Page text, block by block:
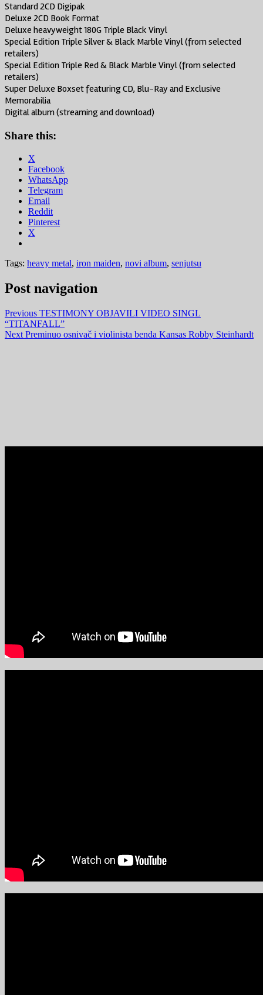
Standard 2CD Digipak
Deluxe 2CD Book Format
Deluxe heavyweight 180G Triple Black Vinyl
Special Edition Triple Silver & Black Marble Vinyl (from selected
retailers)
Special Edition Triple Red & Black Marble Vinyl (from selected
retailers)
Super Deluxe Boxset featuring CD, Blu-Ray and Exclusive
Memorabilia
Digital album (streaming and download)
Share this:
X
Facebook
WhatsApp
Telegram
Email
Reddit
Pinterest
X
Tags: heavy metal, iron maiden, novi album, senjutsu
Post navigation
Previous TESTIMONY OBJAVILI VIDEO SINGL
“TITANFALL”
Next Preminuo osnivač i violinista benda Kansas Robby Steinhardt